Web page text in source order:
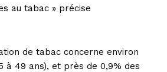
au tabac » précise
de tabac concerne environ
à 49 ans), et près de 0,9% des